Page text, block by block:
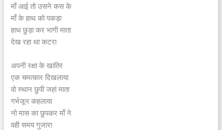
माँ आई तो उसने कस के
माँ के हाथ को पकड़ा
हाथ छुड़ा कर भागी माता
देख रहा था कटरा
अपनी रक्षा के खातिर
एक चमत्कार दिखलाया
वो स्थान छुपी जहां माता
गर्भजून कहलाया
नो मास का छुपकर माँ ने
वही समय गुजारा